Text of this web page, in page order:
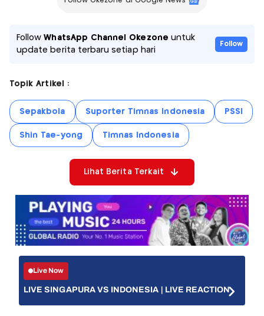
FollowWhatsApp Channel Okezone untuk
update berita terbaru setiap hari
Follow
Topik Artikel :
Sepakbola Suporter Timnas Indonesia PSSI
Shin Tae-yong Timnas Indonesia
Lihat Berita Terkait
Live Now
LIVE SINGAPURA VS INDONESIA | LIVE REACTION